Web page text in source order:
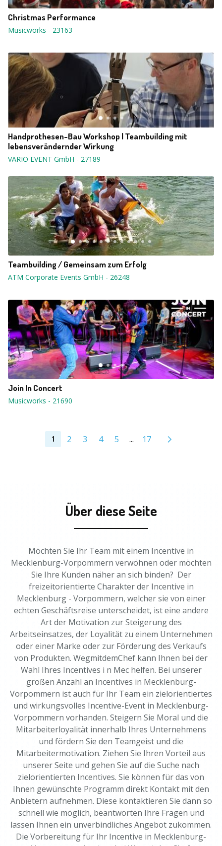
Christmas Performance
Musicworks - 23163
Handprothesen-Bau Workshop | Teambuilding mit
lebensverändernder Wirkung
VARIO EVENT GmbH - 27189
Teambuilding / Gemeinsam zum Erfolg
ATM Corporate Events GmbH - 26248
Join In Concert
Musicworks - 21690
1 2 3 4 5 ... 17
Über diese Seite
Möchten Sie Ihr Team mit einem Incentive in
Mecklenburg-Vorpommern verwöhnen oder möchten
Sie Ihre Kunden näher an sich binden? Der
freizeitorientierte Charakter der Incentive in
Mecklenburg - Vorpommern, welcher sie von einer
echten Geschäftsreise unterscheidet, ist eine andere
Art der Motivation zur Steigerung des
Arbeitseinsatzes, der Loyalität zu einem Unternehmen
oder einer Marke oder zur Förderung des Verkaufs
von Produkten. WegmitdemChef kann Ihnen bei der
Wahl Ihres Incentives i n Mec helfen. Bei unserer
großen Anzahl an Incentives in Mecklenburg-
Vorpommern ist auch für Ihr Team ein zielorientiertes
und wirkungsvolles Incentive-Event in Mecklenburg-
Vorpommern vorhanden. Steigern Sie Moral und die
Mitarbeiterloyalität innerhalb Ihres Unternehmens
und fördern Sie den Teamgeist und die
Mitarbeitermotivation. Ziehen Sie Ihren Vorteil aus
unserer Seite und gehen Sie auf die Suche nach
zielorientierten Incentives. Sie können für das von
Ihnen gewünschte Programm direkt Kontakt mit den
Anbietern aufnehmen. Diese kontaktieren Sie dann so
schnell wie möglich, beantworten Ihre Fragen und
lassen Ihnen ein unverbindliches Angebot zukommen.
Die Vorbereitung für Ihr Incentive in Mecklenburg-